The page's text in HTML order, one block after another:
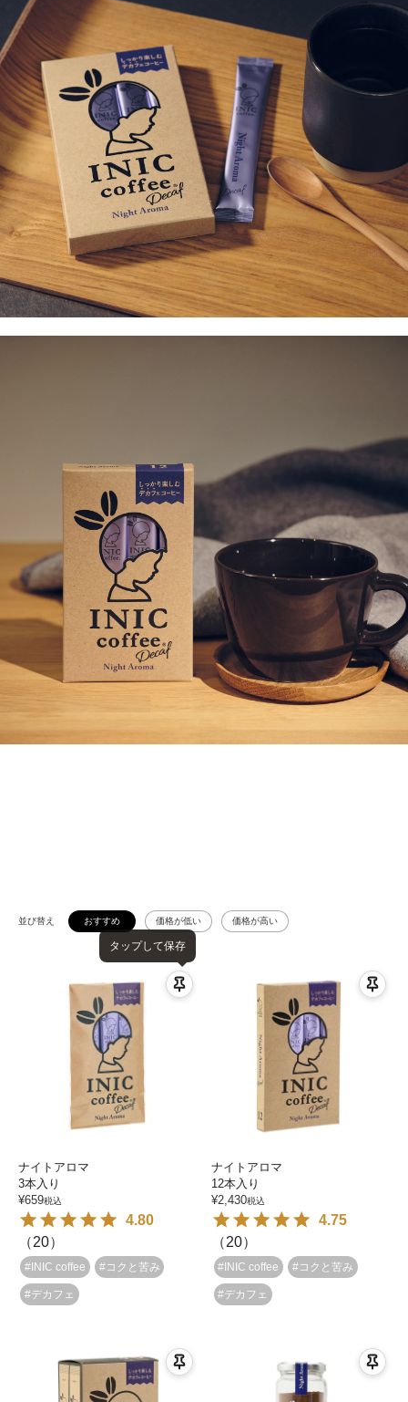
並び替え おすすめ 価格が低い 価格が高い
タップして保存
ナイトアロマ
3本入り
¥659税込
4.80
（20）
#INIC coffee #コクと苦み
#デカフェ
ナイトアロマ
12本入り
¥2,430税込
4.75
（20）
#INIC coffee #コクと苦み
#デカフェ